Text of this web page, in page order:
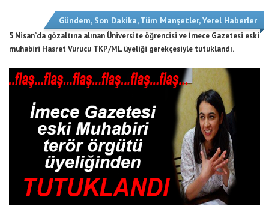
Gündem, Son Dakika,Tüm Manşetler,Yerel Haberler
5 Nisan’da gözaltına alınan Üniversite öğrencisi ve İmece Gazetesi eski
muhabiri Hasret Vurucu TKP/ML üyeliği gerekçesiyle tutuklandı.